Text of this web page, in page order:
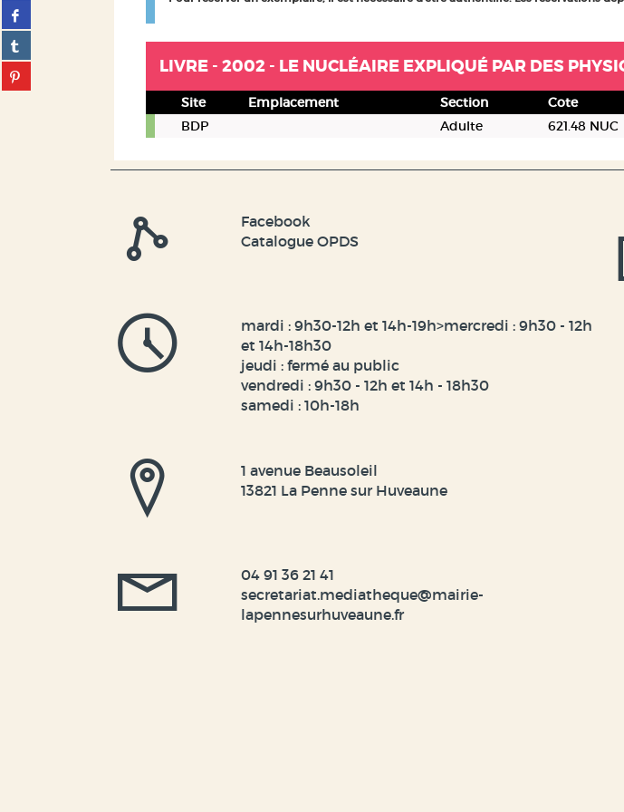
twitter
(Nouvelle
fenêtre)
Partager
sur
facebook
(Nouvelle
fenêtre)
Partager
sur
tumblr
(Nouvelle
Partager
sur
LIVRE - 2002 - LE NUCLÉAIRE EXPLIQUÉ PAR DES
-
2002
expliqué
par
dir.
Paul
Bonche
Site Emplacement Section Cote
BDP
Adulte 621.48 NUC
Facebook
Catalogue OPDS
mardi : 9h30-12h et 14h-19h>mercredi : 9h30 - 12h
et 14h-18h30
jeudi : fermé au public
vendredi : 9h30 - 12h et 14h - 18h30
samedi : 10h-18h
1 avenue Beausoleil
13821 La Penne sur Huveaune
04 91 36 21 41
secretariat.mediatheque@mairie-
lapennesurhuveaune.fr